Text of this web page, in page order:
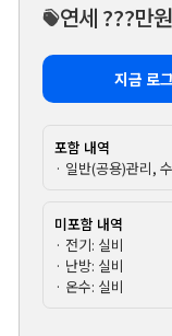
연세 ???만원
지금 로
포함 내역
· 일반(공용)관리,
미포함 내역
· 전기: 실비
· 난방: 실비
· 온수: 실비